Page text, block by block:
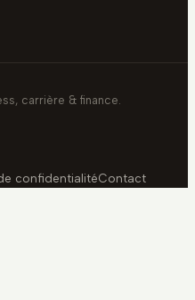
carrière & finance.
confidentialitéContact